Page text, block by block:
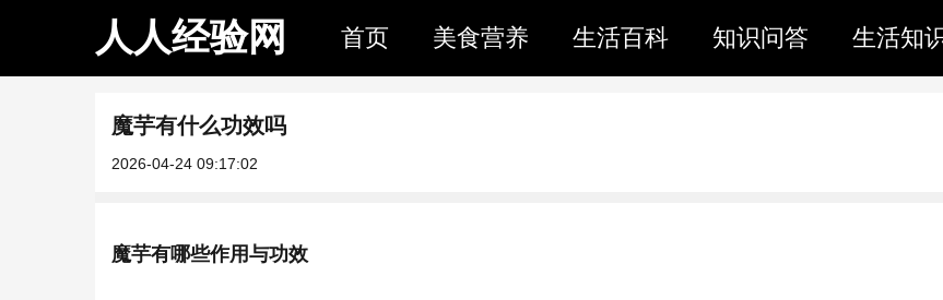
人人经验网 首页 美食营养 生活百科 知识问答 生活知
魔芋有什么功效吗
2026-04-24 09:17:02
魔芋有哪些作用与功效